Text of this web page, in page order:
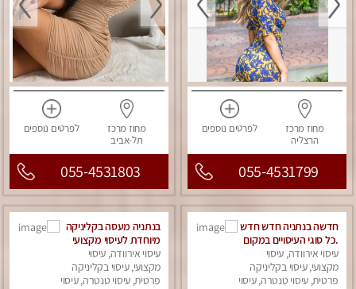
מחוז מרכז
הרצליה
לפרטים נוספים
055-4531799
מחוז מרכז
תל-אביב
לפרטים נוספים
055-4531803
חדשה בנתניה חדש חדש
.כל סוגי העיסויים במקום
הכי מושלם בעיר .
highly
recommended..new
עיסוי אירוודה, עיסוי
מקצועי, עיסוי בקליניקה
פרטית, עיסוי טנטרה, עיסוי
בנתניה מעסה בקליניקה
מיוחדת לעיסוי מקצועי
עיסוי אירוודה, עיסוי
מקצועי, עיסוי בקליניקה
פרטית, עיסוי טנטרה, עיסוי